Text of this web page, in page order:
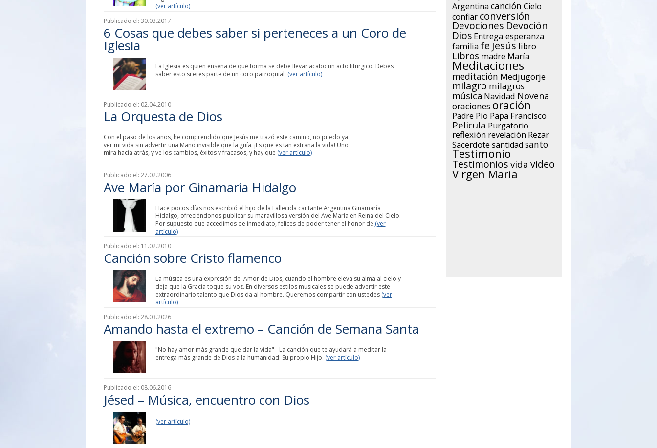
(ver artículo)
Publicado el: 30.03.2017
6 Cosas que debes saber si perteneces a un Coro de
Iglesia
La Iglesia es quien enseña de qué forma se debe llevar acabo un acto litúrgico. Debes
saber esto si eres parte de un coro parroquial. (ver artículo)
Publicado el: 02.04.2010
La Orquesta de Dios
Con el paso de los años, he comprendido que Jesús me trazó este camino, no puedo ya
ver mi vida sin advertir una Mano invisible que la guía. ¡Es que es tan extraña la vida! Uno
mira hacia atrás, y ve los cambios, éxitos y fracasos, y hay que (ver artículo)
Publicado el: 27.02.2006
Ave María por Ginamaría Hidalgo
Hace pocos días nos escribió el hijo de la Fallecida cantante Argentina Ginamaría
Hidalgo, ofreciéndonos publicar su maravillosa versión del Ave María en Reina del Cielo.
Por supuesto que accedimos de inmediato, felices de poder tener el honor de (ver
artículo)
Publicado el: 11.02.2010
Canción sobre Cristo flamenco
La música es una expresión del Amor de Dios, cuando el hombre eleva su alma al cielo y
deja que la Gracia toque su voz. En diversos estilos musicales se puede advertir este
extraordinario talento que Dios da al hombre. Queremos compartir con ustedes (ver
artículo)
Publicado el: 28.03.2026
Amando hasta el extremo – Canción de Semana Santa
"No hay amor más grande que dar la vida" - La canción que te ayudará a meditar la
entrega más grande de Dios a la humanidad: Su propio Hijo. (ver artículo)
Publicado el: 08.06.2016
Jésed – Música, encuentro con Dios
(ver artículo)
Argentina canción Cielo
confiar conversión
Devociones Devoción
Dios Entrega esperanza
familia fe Jesús libro
Libros madre María
Meditaciones
meditación Medjugorje
milagro milagros
música Navidad Novena
oraciones oración
Padre Pio Papa Francisco
Pelicula Purgatorio
reflexión revelación Rezar
Sacerdote santidad santo
Testimonio
Testimonios vida video
Virgen María